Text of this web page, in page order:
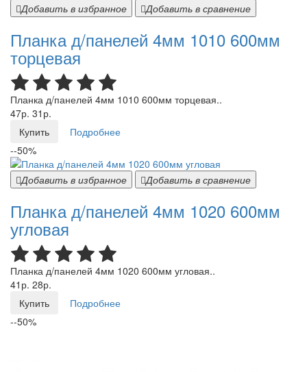
Добавить в избранное Добавить в сравнение
Планка д/панелей 4мм 1010 600мм
торцевая
Планка д/панелей 4мм 1010 600мм торцевая..
47р. 31р.
Купить
Подробнее
--50%
Добавить в избранное Добавить в сравнение
Планка д/панелей 4мм 1020 600мм
угловая
Планка д/панелей 4мм 1020 600мм угловая..
41р. 28р.
Купить
Подробнее
--50%